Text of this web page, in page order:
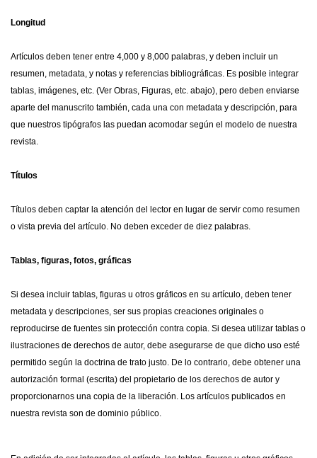
Longitud
Artículos deben tener entre 4,000 y 8,000 palabras, y deben incluir un
resumen, metadata, y notas y referencias bibliográficas. Es posible integrar
tablas, imágenes, etc. (Ver Obras, Figuras, etc. abajo), pero deben enviarse
aparte del manuscrito también, cada una con metadata y descripción, para
que nuestros tipógrafos las puedan acomodar según el modelo de nuestra
revista.
Títulos
Títulos deben captar la atención del lector en lugar de servir como resumen
o vista previa del artículo. No deben exceder de diez palabras.
Tablas, figuras, fotos, gráficas
Si desea incluir tablas, figuras u otros gráficos en su artículo, deben tener
metadata y descripciones, ser sus propias creaciones originales o
reproducirse de fuentes sin protección contra copia. Si desea utilizar tablas o
ilustraciones de derechos de autor, debe asegurarse de que dicho uso esté
permitido según la doctrina de trato justo. De lo contrario, debe obtener una
autorización formal (escrita) del propietario de los derechos de autor y
proporcionarnos una copia de la liberación. Los artículos publicados en
nuestra revista son de dominio público.